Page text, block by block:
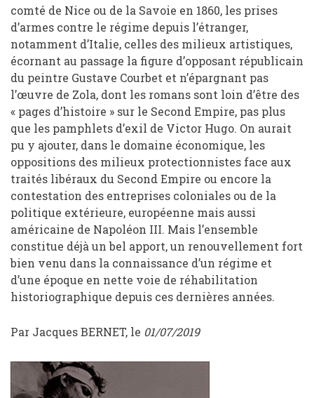
comté de Nice ou de la Savoie en 1860, les prises
d’armes contre le régime depuis l’étranger,
notamment d’Italie, celles des milieux artistiques,
écornant au passage la figure d’opposant républicain
du peintre Gustave Courbet et n’épargnant pas
l’œuvre de Zola, dont les romans sont loin d’être des
« pages d’histoire » sur le Second Empire, pas plus
que les pamphlets d’exil de Victor Hugo. On aurait
pu y ajouter, dans le domaine économique, les
oppositions des milieux protectionnistes face aux
traités libéraux du Second Empire ou encore la
contestation des entreprises coloniales ou de la
politique extérieure, européenne mais aussi
américaine de Napoléon III. Mais l’ensemble
constitue déjà un bel apport, un renouvellement fort
bien venu dans la connaissance d’un régime et
d’une époque en nette voie de réhabilitation
historiographique depuis ces dernières années.
Par Jacques BERNET, le 01/07/2019